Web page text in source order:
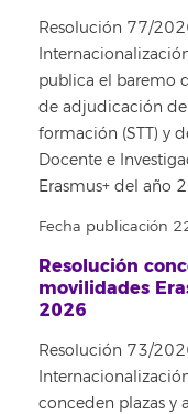
Resolución 77/
publica el baremo
de adjudicación
formación (STT) y
Docente e
Erasmus+ del año
Fecha publicación
Resolución
movilidades
2026
Resolución 73/
conceden plazas y